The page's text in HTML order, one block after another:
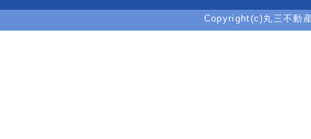
Copyright(c)丸三不動